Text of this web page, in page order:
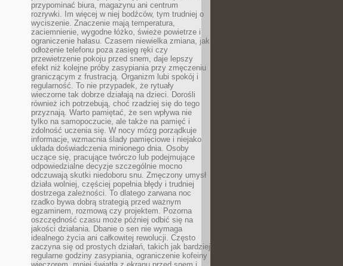
przypominać biura, magazynu ani centrum
rozrywki. Im więcej w niej bodźców, tym trudniej o
wyciszenie. Znaczenie mają temperatura,
zaciemnienie, wygodne łóżko, świeże powietrze i
ograniczenie hałasu. Czasem niewielka zmiana, jak
odłożenie telefonu poza zasięg ręki czy
przewietrzenie pokoju przed snem, daje lepszy
efekt niż kolejne próby zasypiania przy zmęczeniu
graniczącym z frustracją. Organizm lubi spokój i
regularność. To nie przypadek, że rytuały
wieczorne tak dobrze działają na dzieci. Dorośli
również ich potrzebują, choć rzadziej się do tego
przyznają. Warto pamiętać, że sen wpływa nie
tylko na samopoczucie, ale także na pamięć i
zdolność uczenia się. W nocy mózg porządkuje
informacje, wzmacnia ślady pamięciowe i niejako
układa doświadczenia minionego dnia. Osoby
uczące się, pracujące twórczo lub podejmujące
odpowiedzialne decyzje szczególnie mocno
odczuwają skutki niedoboru snu. Zmęczony umysł
działa wolniej, częściej popełnia błędy i trudniej
dostrzega zależności. To dlatego zarwana noc
rzadko bywa dobrą strategią przed ważnym
egzaminem, rozmową czy projektem. Pozorna
oszczędność czasu może później odbić się na
jakości działania. Dbanie o sen nie wymaga
idealnego życia ani całkowitej rewolucji. Często
zaczyna się od prostych działań, takich jak bardziej
regularne godziny zasypiania, ograniczenie kofeiny